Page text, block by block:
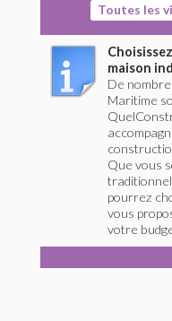
Toutes les
maison
De
Maritime
Que vous
pourrez
vous
votre